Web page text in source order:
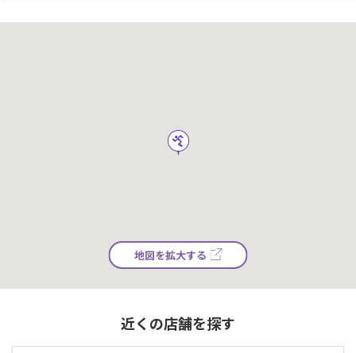
地図を拡大する
近くの店舗を探す